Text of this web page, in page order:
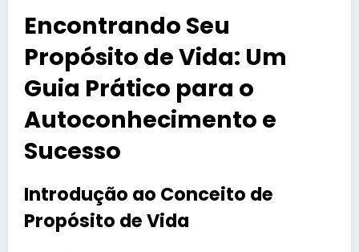
Encontrando Seu
Propósito de Vida: Um
Guia Prático para o
Autoconhecimento e
Sucesso
Introdução ao Conceito de
Propósito de Vida